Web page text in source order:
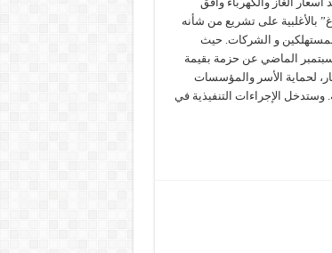
بالأغلبية على تشريع من شأنه
و الشركات. حيث
الماضي عن حزمة بقيمة
لحماية الأسر والمؤسسات
وستدخل الإجراءات التنفيذية في